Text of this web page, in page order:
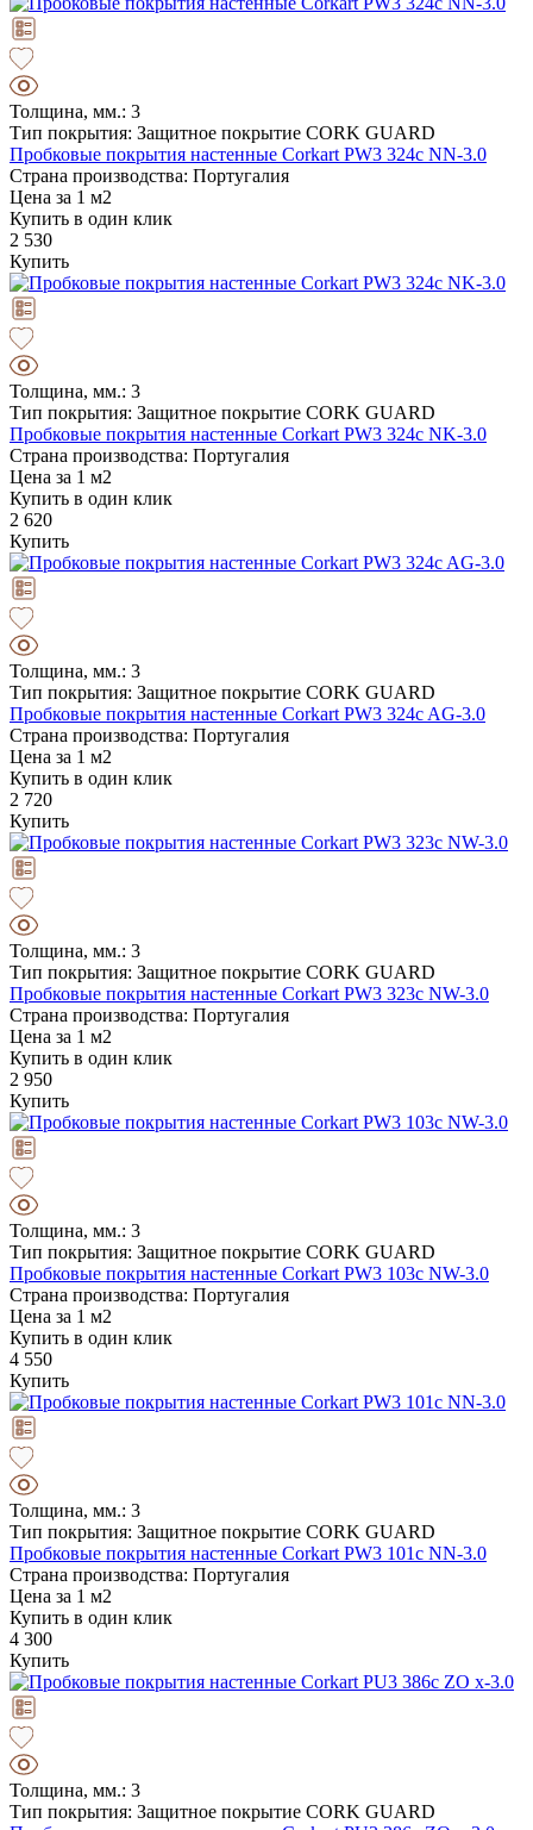
Толщина, мм.: 3
Тип покрытия: Защитное покрытие CORK GUARD
Пробковые покрытия настенные Corkart PW3 324c NN-3.0
Страна производства: Португалия
Цена за 1 м2
Купить в один клик
2 530
Купить
Толщина, мм.: 3
Тип покрытия: Защитное покрытие CORK GUARD
Пробковые покрытия настенные Corkart PW3 324c NK-3.0
Страна производства: Португалия
Цена за 1 м2
Купить в один клик
2 620
Купить
Толщина, мм.: 3
Тип покрытия: Защитное покрытие CORK GUARD
Пробковые покрытия настенные Corkart PW3 324c AG-3.0
Страна производства: Португалия
Цена за 1 м2
Купить в один клик
2 720
Купить
Толщина, мм.: 3
Тип покрытия: Защитное покрытие CORK GUARD
Пробковые покрытия настенные Corkart PW3 323c NW-3.0
Страна производства: Португалия
Цена за 1 м2
Купить в один клик
2 950
Купить
Толщина, мм.: 3
Тип покрытия: Защитное покрытие CORK GUARD
Пробковые покрытия настенные Corkart PW3 103c NW-3.0
Страна производства: Португалия
Цена за 1 м2
Купить в один клик
4 550
Купить
Толщина, мм.: 3
Тип покрытия: Защитное покрытие CORK GUARD
Пробковые покрытия настенные Corkart PW3 101c NN-3.0
Страна производства: Португалия
Цена за 1 м2
Купить в один клик
4 300
Купить
Толщина, мм.: 3
Тип покрытия: Защитное покрытие CORK GUARD